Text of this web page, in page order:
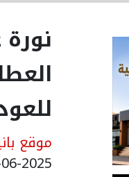
موقع
17:41:34